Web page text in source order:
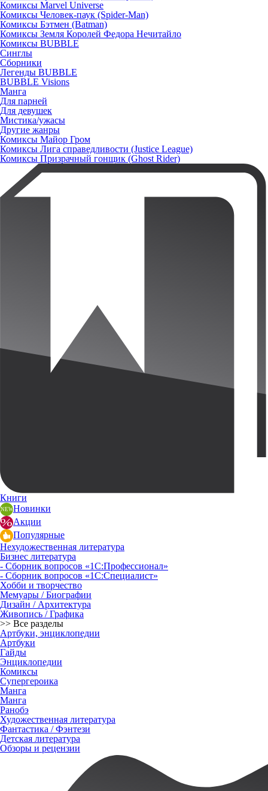
Комиксы Marvel Universe
Комиксы Человек-паук (Spider-Man)
Комиксы Бэтмен (Batman)
Комиксы Земля Королей Федора Нечитайло
Комиксы BUBBLE
Синглы
Сборники
Легенды BUBBLE
BUBBLE Visions
Манга
Для парней
Для девушек
Мистика/ужасы
Другие жанры
Комиксы Майор Гром
Комиксы Лига справедливости (Justice League)
Комиксы Призрачный гонщик (Ghost Rider)
Книги
Новинки
Акции
Популярные
Нехудожественная литература
Бизнес литература
- Сборник вопросов «1С:Профессионал»
- Сборник вопросов «1С:Специалист»
Хобби и творчество
Мемуары / Биографии
Дизайн / Архитектура
Живопись / Графика
>> Все разделы
Артбуки, энциклопедии
Артбуки
Гайды
Энциклопедии
Комиксы
Супергероика
Манга
Манга
Ранобэ
Художественная литература
Фантастика / Фэнтези
Детская литература
Обзоры и рецензии